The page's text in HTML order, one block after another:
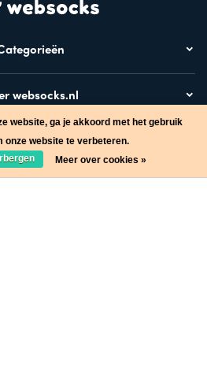
websocks.nl
ook
website, ga je akkoord met het gebruik
onze website te verbeteren.
Meer over cookies »